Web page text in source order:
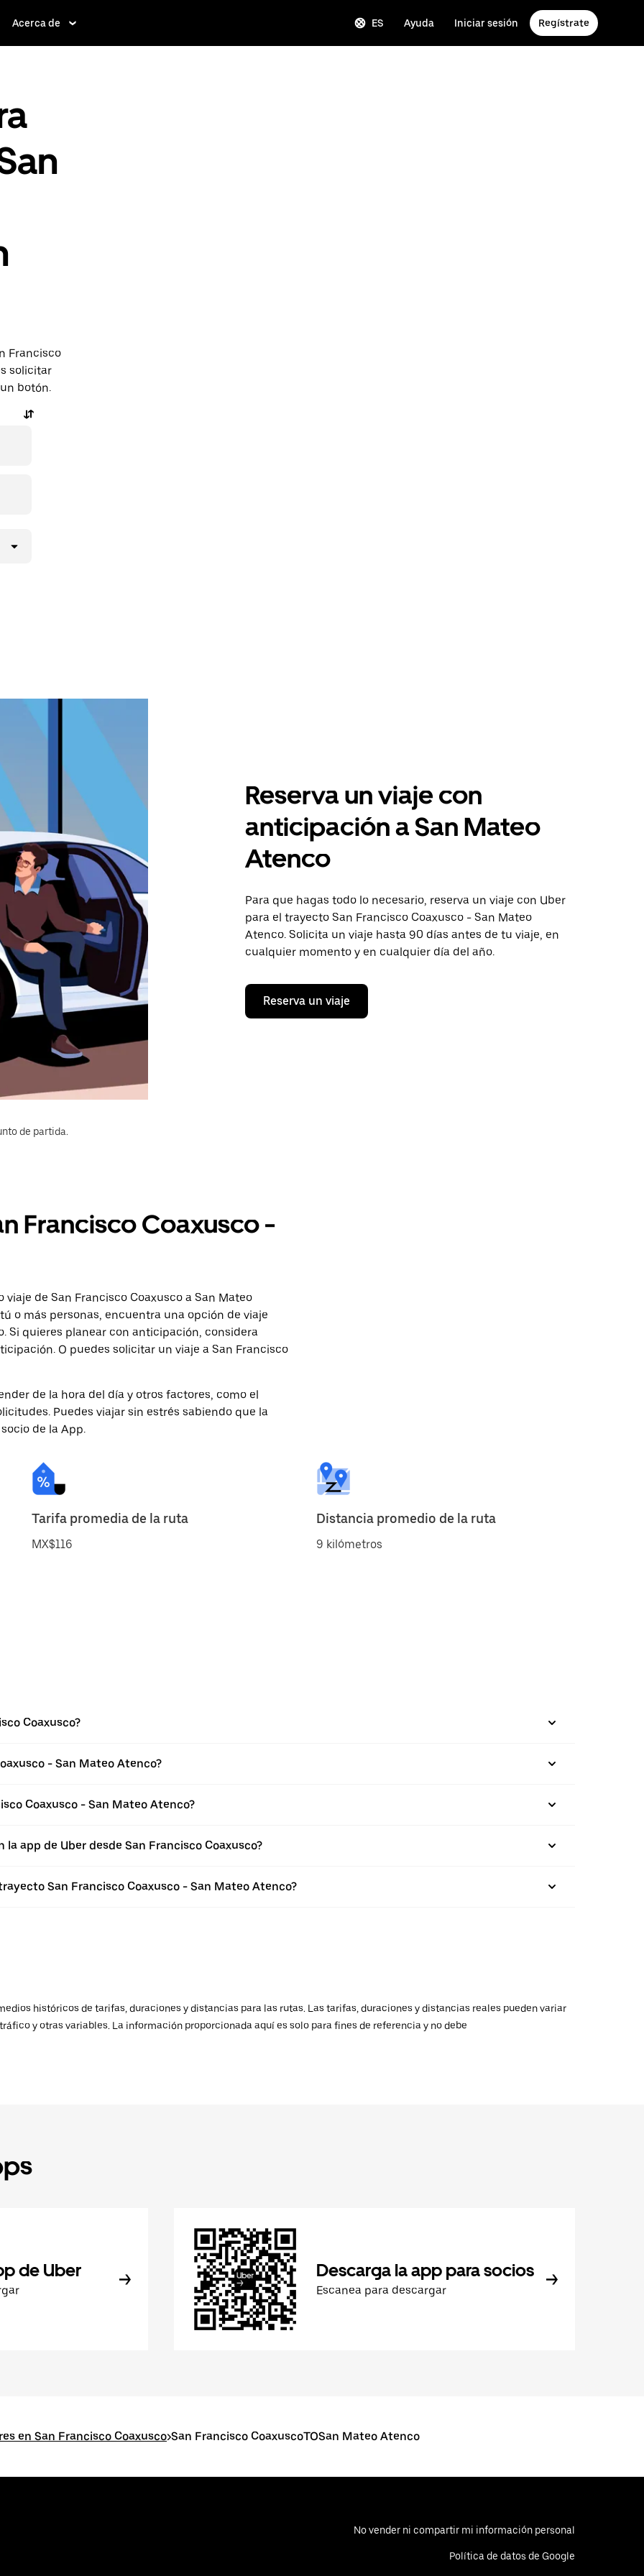
Acerca de ES Ayuda Iniciar sesión Regístrate
Francisco
solicitar
botón.
Reserva un viaje con
anticipación a San Mateo
Atenco
Para que hagas todo lo necesario, reserva un viaje con Uber
para el trayecto San Francisco Coaxusco - San Mateo
Atenco. Solicita un viaje hasta 90 días antes de tu viaje, en
cualquier momento y en cualquier día del año.
Reserva un viaje
de partida.
Francisco Coaxusco -
de San Francisco Coaxusco a San Mateo
o más personas, encuentra una opción de viaje
Si quieres planear con anticipación, considera
O puedes solicitar un viaje a San Francisco
de la hora del día y otros factores, como el
Puedes viajar sin estrés sabiendo que la
de la App.
Tarifa promedia de la ruta
MX$116
Distancia promedio de la ruta
9 kilómetros
Coaxusco?
- San Mateo Atenco?
Coaxusco - San Mateo Atenco?
app de Uber desde San Francisco Coaxusco?
San Francisco Coaxusco - San Mateo Atenco?
históricos de tarifas, duraciones y distancias para las rutas. Las tarifas, duraciones y distancias reales pueden variar
y otras variables. La información proporcionada aquí es solo para fines de referencia y no debe
de Uber Descarga la app para socios
Escanea para descargar
en San Francisco Coaxusco>San Francisco CoaxuscoTOSan Mateo Atenco
No vender ni compartir mi información personal
Política de datos de Google